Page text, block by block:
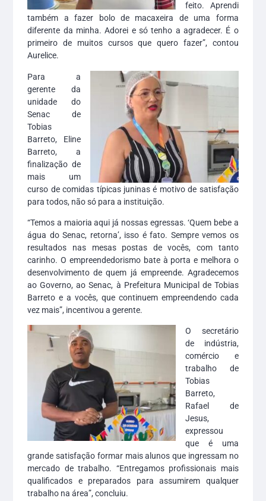
feito. Aprendi
também a fazer bolo de macaxeira de uma forma
diferente da minha. Adorei e só tenho a agradecer. É o
primeiro de muitos cursos que quero fazer”, contou
Aurelice.
Para a
gerente da
unidade do
Senac de
Tobias
Barreto, Eline
Barreto, a
finalização de
mais um
curso de comidas típicas juninas é motivo de satisfação
para todos, não só para a instituição.
“Temos a maioria aqui já nossas egressas. ‘Quem bebe a
água do Senac, retorna’, isso é fato. Sempre vemos os
resultados nas mesas postas de vocês, com tanto
carinho. O empreendedorismo bate à porta e melhora o
desenvolvimento de quem já empreende. Agradecemos
ao Governo, ao Senac, à Prefeitura Municipal de Tobias
Barreto e a vocês, que continuem empreendendo cada
vez mais”, incentivou a gerente.
O secretário
de indústria,
comércio e
trabalho de
Tobias
Barreto,
Rafael de
Jesus,
expressou
que é uma
grande satisfação formar mais alunos que ingressam no
mercado de trabalho. “Entregamos profissionais mais
qualificados e preparados para assumirem qualquer
trabalho na área”, concluiu.